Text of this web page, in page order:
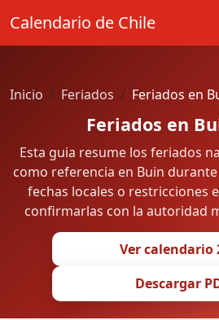
Calendario de Chile
Inicio Feriados Feriados en
Feriados en
Esta guia resume los feriados
como referencia en Buin
fechas locales o restricciones
confirmarlas con la autoridad
Ver calendario
Descargar